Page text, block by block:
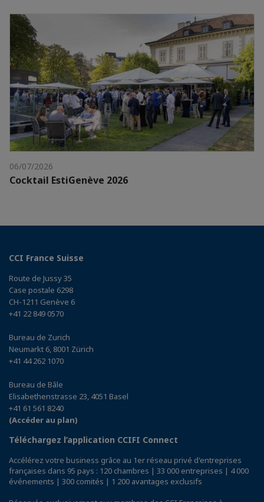
06/07/2026
Cocktail EstiGenève 2026
CCI France Suisse
Route de Jussy 35
Case postale 6298
CH-1211 Genève 6
+41 22 849 0570
Bureau de Zurich
Neumarkt 6, 8001 Zürich
+41 44 262 1070
Bureau de Bâle
Elisabethenstrasse 23, 4051 Basel
+41 61 561 8240
(Accéder au plan)
Téléchargez l’application CCIFI Connect
Accélérez votre business grâce au 1er réseau privé d'entreprises
françaises dans 95 pays : 120 chambres | 33 000 entreprises | 4 000
événements | 300 comités | 1 200 avantages exclusifs